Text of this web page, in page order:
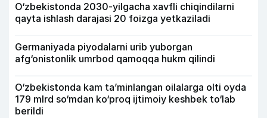
O‘zbekistonda 2030-yilgacha xavfli chiqindilarni
qayta ishlash darajasi 20 foizga yetkaziladi
Germaniyada piyodalarni urib yuborgan
afg‘onistonlik umrbod qamoqqa hukm qilindi
O‘zbekistonda kam ta’minlangan oilalarga olti oyda
179 mlrd so‘mdan ko‘proq ijtimoiy keshbek to‘lab
berildi